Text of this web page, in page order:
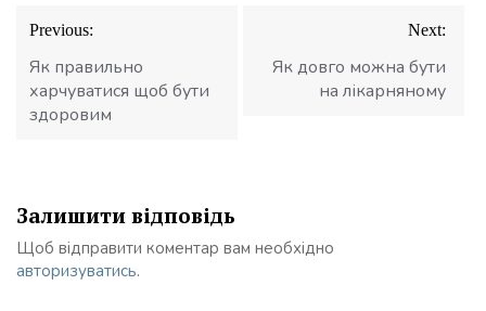
Навігація
записів
Previous:
Як правильно
харчуватися щоб бути
здоровим
Next:
Як довго можна бути
на лікарняному
Залишити відповідь
Щоб відправити коментар вам необхідно
авторизуватись.